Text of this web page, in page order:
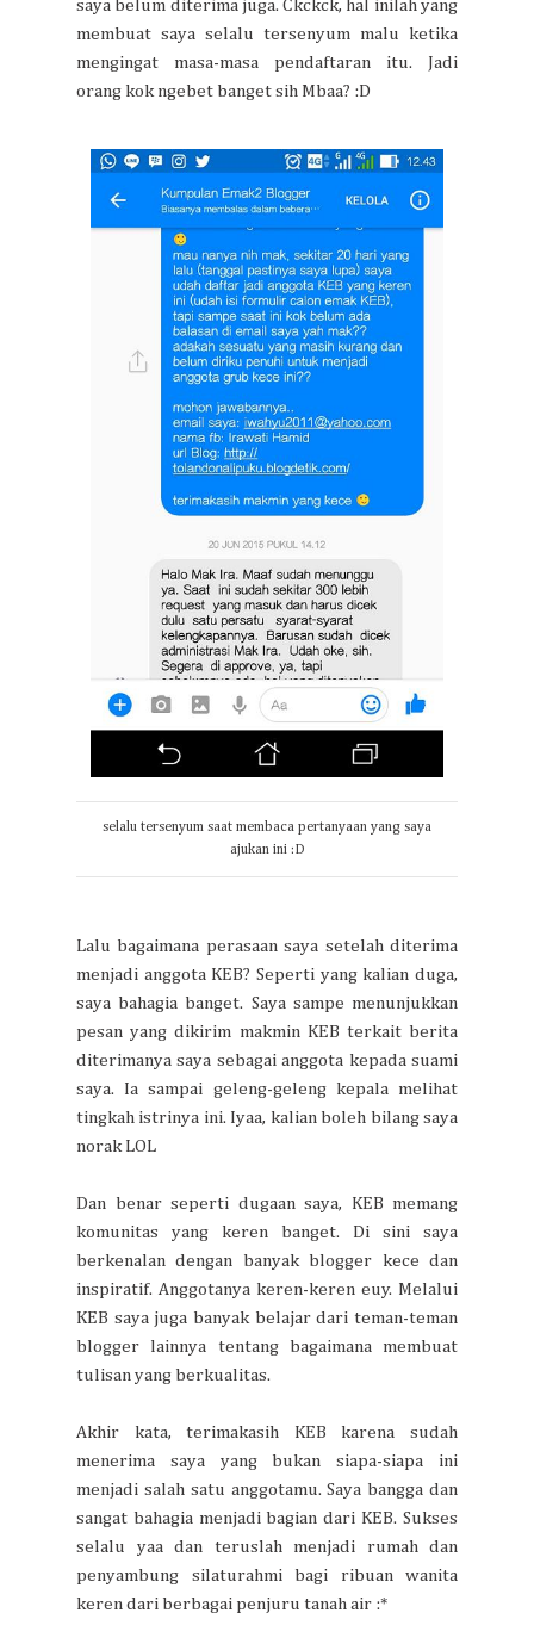
saya belum diterima juga. Ckckck, hal inilah yang
membuat saya selalu tersenyum malu ketika
mengingat masa-masa pendaftaran itu. Jadi
orang kok ngebet banget sih Mbaa? :D
selalu tersenyum saat membaca pertanyaan yang saya
ajukan ini :D
Lalu bagaimana perasaan saya setelah diterima
menjadi anggota KEB? Seperti yang kalian duga,
saya bahagia banget. Saya sampe menunjukkan
pesan yang dikirim makmin KEB terkait berita
diterimanya saya sebagai anggota kepada suami
saya. Ia sampai geleng-geleng kepala melihat
tingkah istrinya ini. Iyaa, kalian boleh bilang saya
norak LOL
Dan benar seperti dugaan saya, KEB memang
komunitas yang keren banget. Di sini saya
berkenalan dengan banyak blogger kece dan
inspiratif. Anggotanya keren-keren euy. Melalui
KEB saya juga banyak belajar dari teman-teman
blogger lainnya tentang bagaimana membuat
tulisan yang berkualitas.
Akhir kata, terimakasih KEB karena sudah
menerima saya yang bukan siapa-siapa ini
menjadi salah satu anggotamu. Saya bangga dan
sangat bahagia menjadi bagian dari KEB. Sukses
selalu yaa dan teruslah menjadi rumah dan
penyambung silaturahmi bagi ribuan wanita
keren dari berbagai penjuru tanah air :*